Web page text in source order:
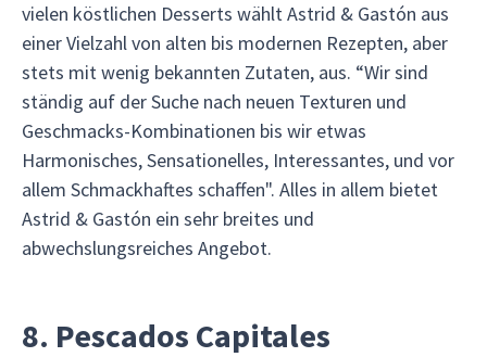
vielen köstlichen Desserts wählt Astrid & Gastón aus
einer Vielzahl von alten bis modernen Rezepten, aber
stets mit wenig bekannten Zutaten, aus. “Wir sind
ständig auf der Suche nach neuen Texturen und
Geschmacks-Kombinationen bis wir etwas
Harmonisches, Sensationelles, Interessantes, und vor
allem Schmackhaftes schaffen". Alles in allem bietet
Astrid & Gastón ein sehr breites und
abwechslungsreiches Angebot.
8. Pescados Capitales